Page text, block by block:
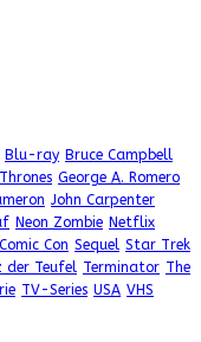
Blu-ray Bruce Campbell
George A. Romero
John Carpenter
Neon Zombie Netflix
Con Sequel Star Trek
der Teufel Terminator The
TV-Series USA VHS